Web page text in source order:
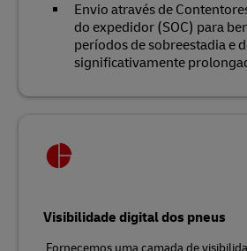
Envio através de
do expedidor (SOC) para
períodos de sobreestadia e
significativamente
Visibilidade digital dos pneus
Fornecemos uma camada de